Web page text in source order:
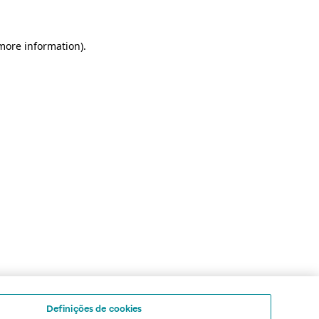
information).
Definições de cookies